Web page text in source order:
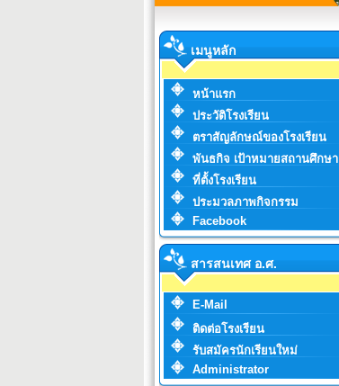
เมนูหลัก
หน้าแรก
ประวัติโรงเรียน
ตราสัญลักษณ์ของโรงเรียน
พันธกิจ เป้าหมายสถานศึกษา
ที่ตั้งโรงเรียน
ประมวลภาพกิจกรรม
Facebook
สารสนเทศ อ.ศ.
E-Mail
ติดต่อโรงเรียน
รับสมัครนักเรียนใหม่
Administrator